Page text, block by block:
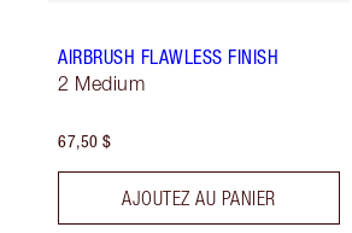
AIRBRUSH FLAWLESS FINISH
2 Medium
67,50 $
AJOUTEZ AU PANIER